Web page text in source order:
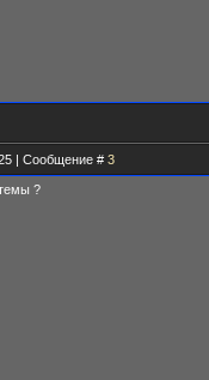
| Сообщение # 3
?